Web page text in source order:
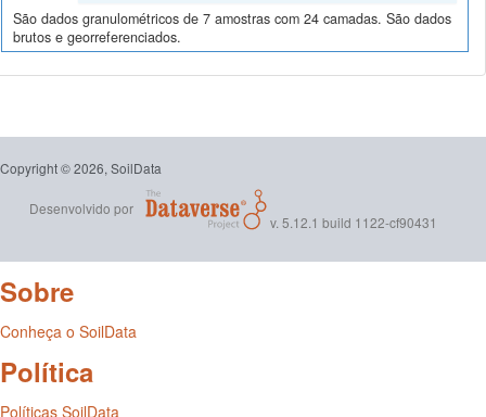
São dados granulométricos de 7 amostras com 24 camadas. São dados
brutos e georreferenciados.
Copyright © 2026, SoilData
Desenvolvido por
v. 5.12.1 build 1122-cf90431
Sobre
Conheça o SoilData
Política
Políticas SoilData